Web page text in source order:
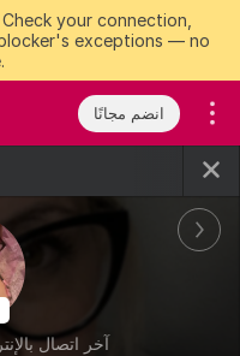
Check your connection,
exceptions — no
انضم مجانًا
آخر اتصال بالإنترنت منذ